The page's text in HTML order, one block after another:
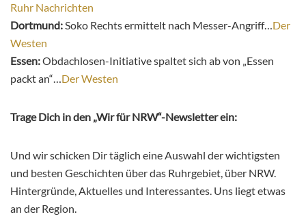
Ruhr Nachrichten
Dortmund:Soko Rechts ermittelt nach Messer-Angriff…Der
Westen
Essen:Obdachlosen-Initiative spaltet sich ab von „Essen
packt an“…Der Westen
Trage Dich in den „Wir für NRW“-Newsletter ein:
Und wir schicken Dir täglich eine Auswahl der wichtigsten
und besten Geschichten über das Ruhrgebiet, über NRW.
Hintergründe, Aktuelles und Interessantes. Uns liegt etwas
an der Region.